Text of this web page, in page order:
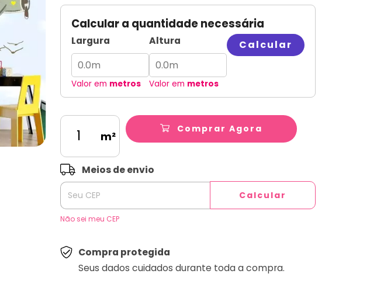
Calcular a quantidade necessária
Largura
Valor em metros
Altura
Valor em metros
Calcular
m²
Comprar Agora
Entregas para o CEP:
Meios de envio
Calcular
Não sei meu CEP
Compra protegida
Seus dados cuidados durante toda a compra.